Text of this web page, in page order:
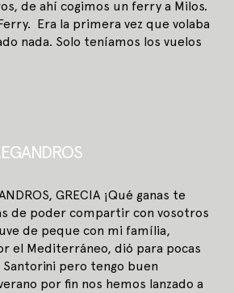
de ahí cogimos un ferry a Milos.
Era la primera vez que volaba
nada. Solo teníamos los vuelos
GRECIA ¡Qué ganas te
de poder compartir con vosotros
de peque con mi família,
el Mediterráneo, dió para pocas
Santorini pero tengo buen
por fin nos hemos lanzado a